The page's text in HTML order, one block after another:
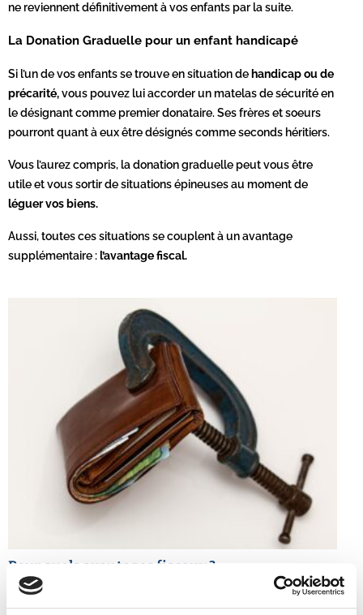
ne reviennent définitivement à vos enfants par la suite.
La Donation Graduelle pour un enfant handicapé
Si l’un de vos enfants se trouve en situation de handicap ou de
précarité,vous pouvez lui accorder un matelas de sécurité en
le désignant comme premier donataire. Ses frères et soeurs
pourront quant à eux être désignés comme seconds héritiers.
Vous l’aurez compris, la donation graduelle peut vous être
utile et vous sortir de situations épineuses au moment de
léguer vos biens.
Aussi, toutes ces situations se couplent à un avantage
supplémentaire : l’avantage fiscal.
Pour quels avantages fiscaux ?